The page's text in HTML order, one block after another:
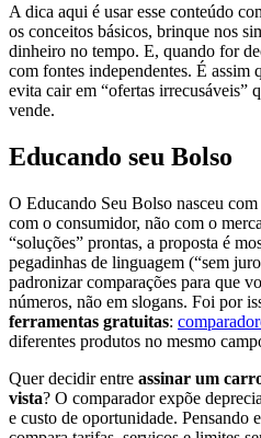
A dica aqui é usar esse conteúdo
os conceitos básicos, brinque nos
dinheiro no tempo. E, quando for
com fontes independentes. É
evita cair em “ofertas irrecusáveis”
vende.
Educando seu Bolso
O Educando Seu Bolso nasceu
com o consumidor, não com o
“soluções” prontas, a proposta é
pegadinhas de linguagem (“sem
padronizar comparações para que
números, não em slogans. Foi por
ferramentas gratuitas:
diferentes produtos no mesmo
Quer decidir entre assinar um
vista? O comparador expõe
e custo de oportunidade. Pensando